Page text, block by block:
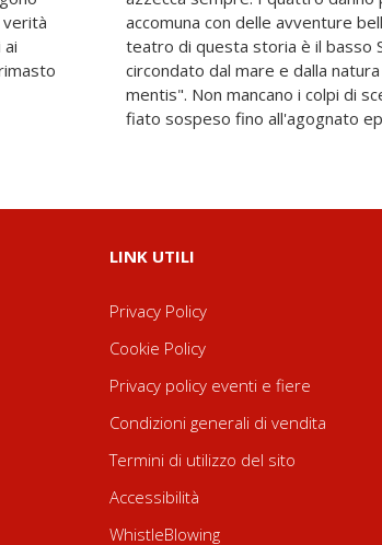
verità
Il
fiato sospeso fino all'agognato
LINK UTILI
Privacy Policy
Cookie Policy
Privacy policy eventi e fiere
Condizioni generali di vendita
Termini di utilizzo del sito
Accessibilità
WhistleBlowing